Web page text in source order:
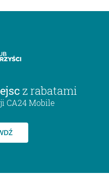
z rabatami
CA24 Mobile